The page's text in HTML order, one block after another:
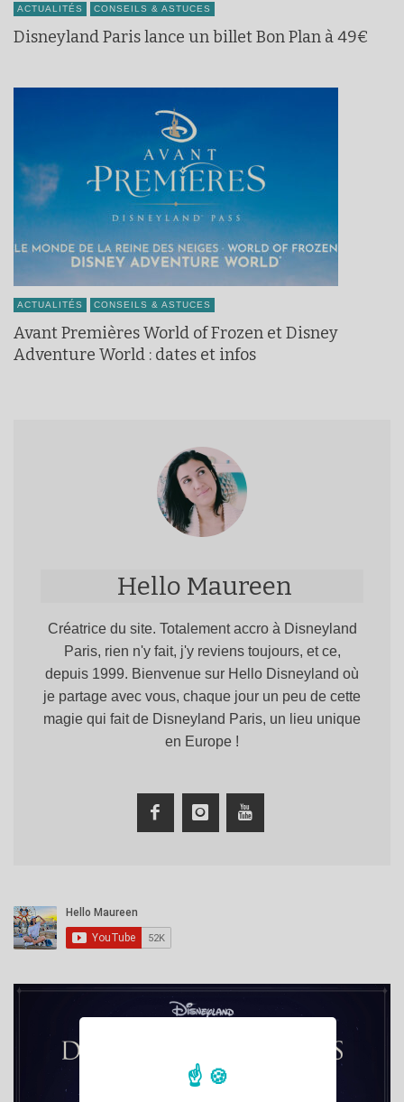
ACTUALITÉS CONSEILS & ASTUCES
Disneyland Paris lance un billet Bon Plan à 49€
ACTUALITÉS CONSEILS & ASTUCES
Avant Premières World of Frozen et Disney
Adventure World : dates et infos
Hello Maureen
Créatrice du site. Totalement accro à Disneyland
Paris, rien n'y fait, j'y reviens toujours, et ce,
depuis 1999. Bienvenue sur Hello Disneyland où
je partage avec vous, chaque jour un peu de cette
magie qui fait de Disneyland Paris, un lieu unique
en Europe !